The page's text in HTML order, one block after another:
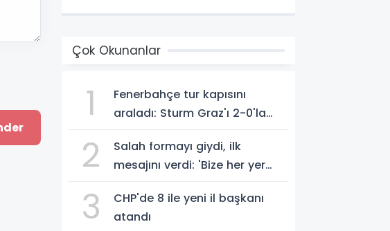
Çok Okunanlar
1
Fenerbahçe tur kapısını
araladı: Sturm Graz'ı 2-0'la
2
Salah formayı giydi, ilk
mesajını verdi: 'Bize her yer
3
CHP'de 8 ile yeni il başkanı
atandı